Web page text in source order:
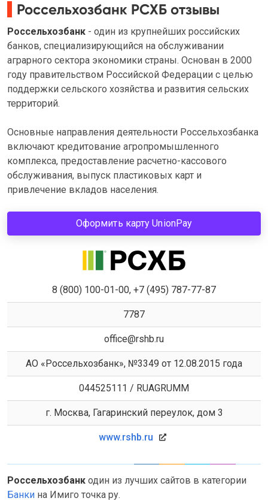
Россельхозбанк РСХБ отзывы
Россельхозбанк - один из крупнейших российских
банков, специализирующийся на обслуживании
аграрного сектора экономики страны. Основан в 2000
году правительством Российской Федерации с целью
поддержки сельского хозяйства и развития сельских
территорий.
Основные направления деятельности Россельхозбанка
включают кредитование агропромышленного
комплекса, предоставление расчетно-кассового
обслуживания, выпуск пластиковых карт и
привлечение вкладов населения.
Оформить карту UnionPay
8 (800) 100-01-00, +7 (495) 787-77-87
7787
office@rshb.ru
АО «Россельхозбанк», №3349 от 12.08.2015 года
044525111 / RUAGRUMM
г. Москва, Гагаринский переулок, дом 3
www.rshb.ru
Россельхозбанк один из лучших сайтов в категории
Банки на Имиго точка ру.